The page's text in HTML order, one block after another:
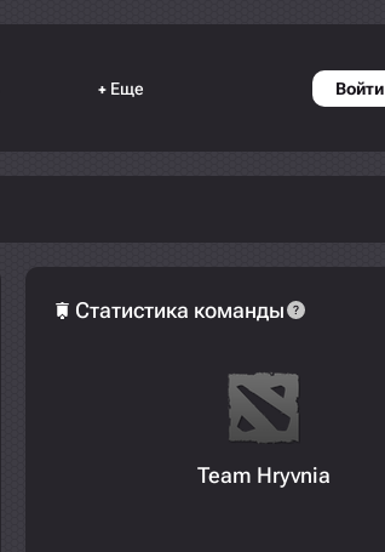
+ Еще Войти
Статистика команды ?
Team Hryvnia